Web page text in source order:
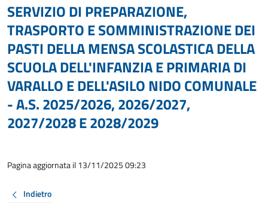
SERVIZIO DI PREPARAZIONE,
TRASPORTO E SOMMINISTRAZIONE DEI
PASTI DELLA MENSA SCOLASTICA DELLA
SCUOLA DELL'INFANZIA E PRIMARIA DI
VARALLO E DELL'ASILO NIDO COMUNALE
- A.S. 2025/2026, 2026/2027,
2027/2028 E 2028/2029
Pagina aggiornata il 13/11/2025 09:23
Indietro